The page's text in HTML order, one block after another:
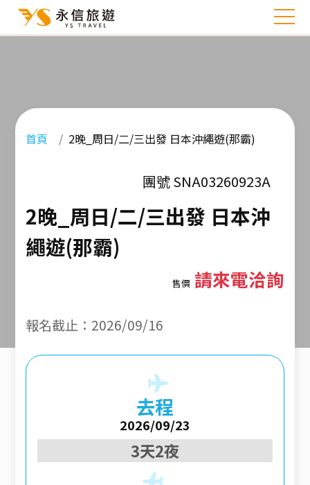
首頁 2晚_周日/二/三出發 日本沖繩遊(那霸)
團號 SNA03260923A
2晚_周日/二/三出發 日本沖
繩遊(那霸)
售價請來電洽詢
報名截止：2026/09/16
去程
2026/09/23
3天2夜